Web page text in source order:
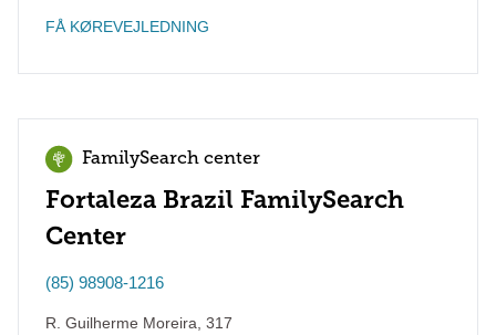
FÅ KØREVEJLEDNING
FamilySearch center
Fortaleza Brazil FamilySearch
Center
(85) 98908-1216
R. Guilherme Moreira, 317